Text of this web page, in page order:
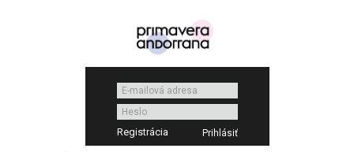
Registrácia